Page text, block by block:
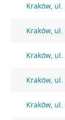
Kraków,
Kraków,
Kraków,
Kraków,
Kraków,